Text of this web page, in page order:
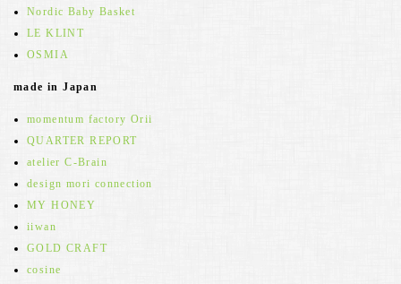
Nordic Baby Basket
LE KLINT
OSMIA
made in Japan
momentum factory Orii
QUARTER REPORT
atelier C-Brain
design mori connection
MY HONEY
iiwan
GOLD CRAFT
cosine